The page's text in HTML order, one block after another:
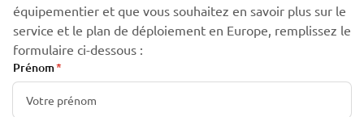
équipementier et que vous souhaitez en savoir plus sur le
service et le plan de déploiement en Europe, remplissez le
formulaire ci-dessous :
Prénom